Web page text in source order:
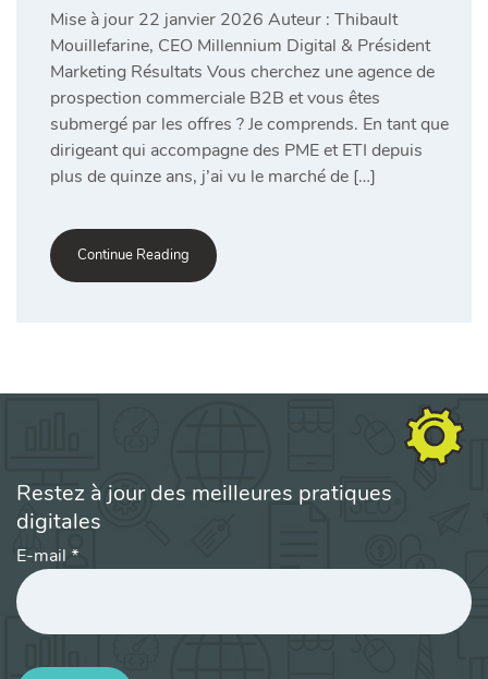
Mise à jour 22 janvier 2026 Auteur : Thibault
Mouillefarine, CEO Millennium Digital & Président
Marketing Résultats Vous cherchez une agence de
prospection commerciale B2B et vous êtes
submergé par les offres ? Je comprends. En tant que
dirigeant qui accompagne des PME et ETI depuis
plus de quinze ans, j’ai vu le marché de […]
Continue Reading
Restez à jour des meilleures pratiques
digitales
E-mail *